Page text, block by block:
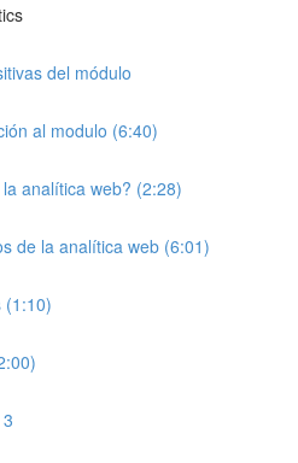
del módulo
al modulo (6:40)
analítica web? (2:28)
de la analítica web (6:01)
(1:10)